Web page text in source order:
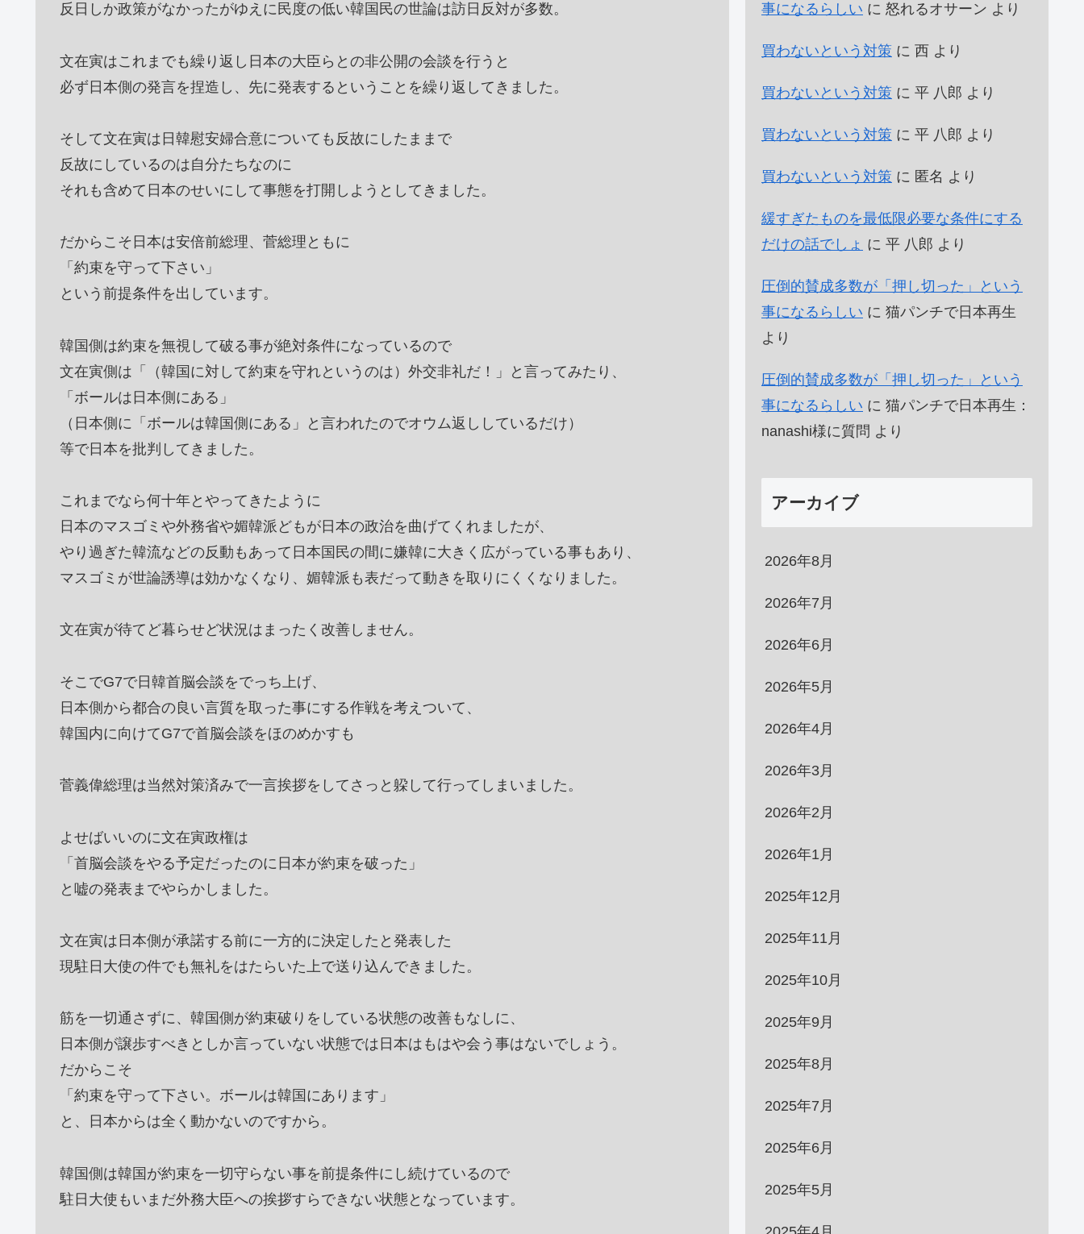
反日しか政策がなかったがゆえに民度の低い韓国民の世論は訪日反対が多数。
文在寅はこれまでも繰り返し日本の大臣らとの非公開の会談を行うと
必ず日本側の発言を捏造し、先に発表するということを繰り返してきました。
そして文在寅は日韓慰安婦合意についても反故にしたままで
反故にしているのは自分たちなのに
それも含めて日本のせいにして事態を打開しようとしてきました。
だからこそ日本は安倍前総理、菅総理ともに
「約束を守って下さい」
という前提条件を出しています。
韓国側は約束を無視して破る事が絶対条件になっているので
文在寅側は「（韓国に対して約束を守れというのは）外交非礼だ！」と言ってみたり、
「ボールは日本側にある」
（日本側に「ボールは韓国側にある」と言われたのでオウム返ししているだけ）
等で日本を批判してきました。
これまでなら何十年とやってきたように
日本のマスゴミや外務省や媚韓派どもが日本の政治を曲げてくれましたが、
やり過ぎた韓流などの反動もあって日本国民の間に嫌韓に大きく広がっている事もあり、
マスゴミが世論誘導は効かなくなり、媚韓派も表だって動きを取りにくくなりました。
文在寅が待てど暮らせど状況はまったく改善しません。
そこでG7で日韓首脳会談をでっち上げ、
日本側から都合の良い言質を取った事にする作戦を考えついて、
韓国内に向けてG7で首脳会談をほのめかすも
菅義偉総理は当然対策済みで一言挨拶をしてさっと躱して行ってしまいました。
よせばいいのに文在寅政権は
「首脳会談をやる予定だったのに日本が約束を破った」
と嘘の発表までやらかしました。
文在寅は日本側が承諾する前に一方的に決定したと発表した
現駐日大使の件でも無礼をはたらいた上で送り込んできました。
筋を一切通さずに、韓国側が約束破りをしている状態の改善もなしに、
日本側が譲歩すべきとしか言っていない状態では日本はもはや会う事はないでしょう。
だからこそ
「約束を守って下さい。ボールは韓国にあります」
と、日本からは全く動かないのですから。
韓国側は韓国が約束を一切守らない事を前提条件にし続けているので
駐日大使もいまだ外務大臣への挨拶すらできない状態となっています。
事になるらしい に 怒れるオサーン より
買わないという対策 に 西 より
買わないという対策 に 平 八郎 より
買わないという対策 に 平 八郎 より
買わないという対策 に 匿名 より
緩すぎたものを最低限必要な条件にする
だけの話でしょ に 平 八郎 より
圧倒的賛成多数が「押し切った」という
事になるらしい に 猫パンチで日本再生
より
圧倒的賛成多数が「押し切った」という
事になるらしい に 猫パンチで日本再生：
nanashi様に質問 より
アーカイブ
2026年8月
2026年7月
2026年6月
2026年5月
2026年4月
2026年3月
2026年2月
2026年1月
2025年12月
2025年11月
2025年10月
2025年9月
2025年8月
2025年7月
2025年6月
2025年5月